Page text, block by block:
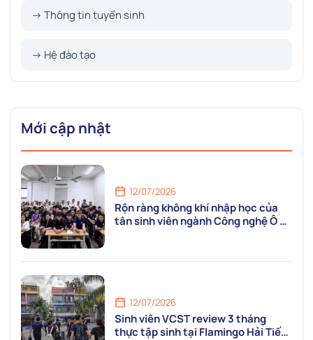
→ Thông tin tuyển sinh
→ Hệ đào tạo
Mới cập nhật
12/07/2026
Rộn ràng không khí nhập học của
tân sinh viên ngành Công nghệ Ô tô
12/07/2026
Sinh viên VCST review 3 tháng
thực tập sinh tại Flamingo Hải Tiến